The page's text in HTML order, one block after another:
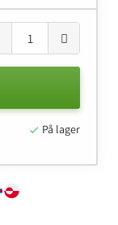
 På lager